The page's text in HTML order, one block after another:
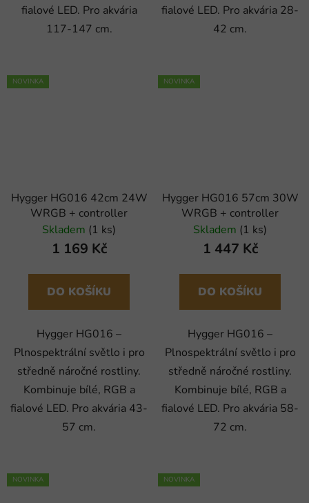
fialové LED. Pro akvária
117-147 cm.
fialové LED. Pro akvária 28-
42 cm.
NOVINKA
Hygger HG016 42cm 24W
WRGB + controller
Skladem (1 ks)
1 169 Kč
DO KOŠÍKU
Hygger HG016 –
Plnospektrální světlo i pro
středně náročné rostliny.
Kombinuje bílé, RGB a
fialové LED. Pro akvária 43-
57 cm.
NOVINKA
Hygger HG016 57cm 30W
WRGB + controller
Skladem (1 ks)
1 447 Kč
DO KOŠÍKU
Hygger HG016 –
Plnospektrální světlo i pro
středně náročné rostliny.
Kombinuje bílé, RGB a
fialové LED. Pro akvária 58-
72 cm.
NOVINKA NOVINKA